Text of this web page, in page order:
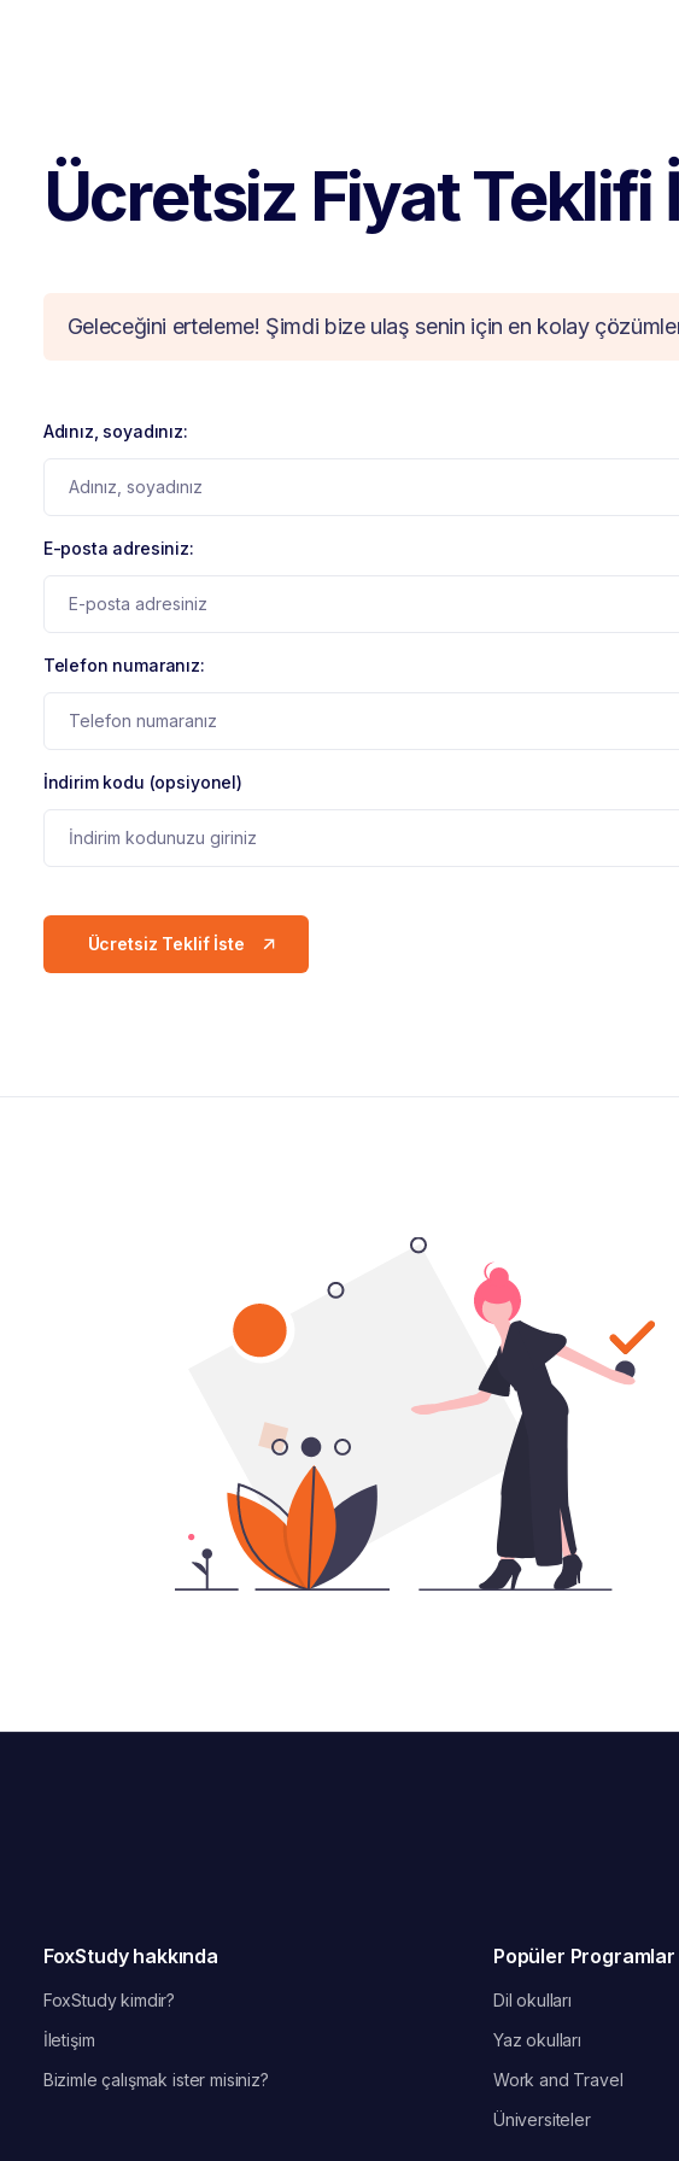
Ücretsiz Fiyat Teklifi
Geleceğini erteleme! Şimdi bize ulaş senin için en kolay
Adınız, soyadınız:
E-posta adresiniz:
Telefon numaranız:
İndirim kodu (opsiyonel)
Ücretsiz Teklif İste
FoxStudy hakkında
FoxStudy kimdir?
İletişim
Bizimle çalışmak ister misiniz?
Popüler Programlar
Dil okulları
Yaz okulları
Work and Travel
Üniversiteler